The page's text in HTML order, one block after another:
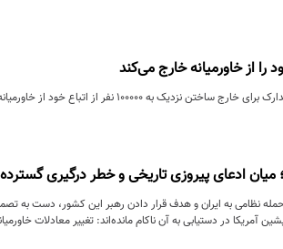
خود از خاورمیانه در واکنش به تشدید درگیری‌ها در منطقه است.
میان ادعای پیروزی تاریخی و خطر درگیری گسترده
حمله نظامی به ایران و هدف قرار دادن رهبر این کشور، دست به
در دستیابی به آن ناکام مانده‌اند: تغییر معادلات